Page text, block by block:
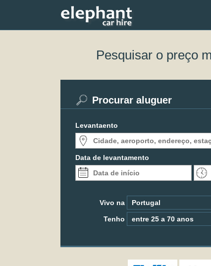
Pesquisar o preço
Procurar aluguer
Levantaento
Data de levantamento
Vivo na
Tenho